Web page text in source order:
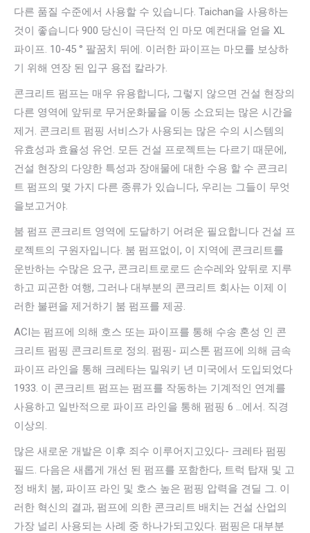
다른 품질 수준에서 사용할 수 있습니다. Taichan을 사용하는
것이 좋습니다 900 당신이 극단적 인 마모 예컨대을 얻을 XL
파이프. 10-45 ° 팔꿈치 뒤에. 이러한 파이프는 마모를 보상하
기 위해 연장 된 입구 용접 칼라가.
콘크리트 펌프는 매우 유용합니다, 그렇지 않으면 건설 현장의
다른 영역에 앞뒤로 무거운화물을 이동 소요되는 많은 시간을
제거. 콘크리트 펌핑 서비스가 사용되는 많은 수의 시스템의
유효성과 효율성 유언. 모든 건설 프로젝트는 다르기 때문에,
건설 현장의 다양한 특성과 장애물에 대한 수용 할 수 콘크리
트 펌프의 몇 가지 다른 종류가 있습니다, 우리는 그들이 무엇
을보고거야.
붐 펌프 콘크리트 영역에 도달하기 어려운 필요합니다 건설 프
로젝트의 구원자입니다. 붐 펌프없이, 이 지역에 콘크리트를
운반하는 수많은 요구, 콘크리트로로드 손수레와 앞뒤로 지루
하고 피곤한 여행, 그러나 대부분의 콘크리트 회사는 이제 이
러한 불편을 제거하기 붐 펌프를 제공.
ACI는 펌프에 의해 호스 또는 파이프를 통해 수송 혼성 인 콘
크리트 펌핑 콘크리트로 정의. 펌핑- 피스톤 펌프에 의해 금속
파이프 라인을 통해 크레타는 밀워키 년 미국에서 도입되었다
1933. 이 콘크리트 펌프는 펌프를 작동하는 기계적인 연계를
사용하고 일반적으로 파이프 라인을 통해 펌핑 6 ...에서. 직경
이상의.
많은 새로운 개발은 이후 죄수 이루어지고있다- 크레타 펌핑
필드. 다음은 새롭게 개선 된 펌프를 포함한다, 트럭 탑재 및 고
정 배치 붐, 파이프 라인 및 호스 높은 펌핑 압력을 견딜 그. 이
러한 혁신의 결과, 펌프에 의한 콘크리트 배치는 건설 산업의
가장 널리 사용되는 사례 중 하나가되고있다. 펌핑은 대부분